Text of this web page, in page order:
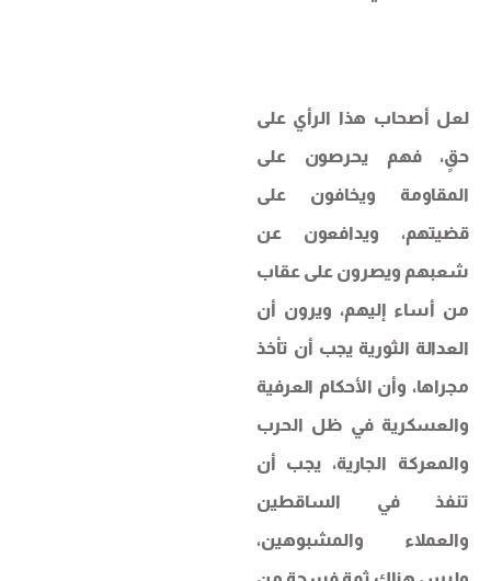
لعل أصحاب هذا الرأي على
حقٍ، فهم يحرصون على
المقاومة ويخافون على
قضيتهم، ويدافعون عن
شعبهم ويصرون على عقاب
من أساء إليهم، ويرون أن
العدالة الثورية يجب أن تأخذ
مجراها، وأن الأحكام العرفية
والعسكرية في ظل الحرب
والمعركة الجارية، يجب أن
تنفذ في الساقطين
والعملاء والمشبوهين،